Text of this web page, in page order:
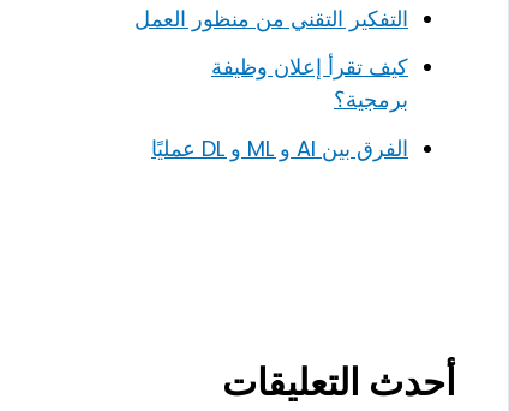
التفكير التقني من منظور العمل
كيف تقرأ إعلان وظيفة
برمجية؟
الفرق بين AI و ML و DL عمليًا
أحدث التعليقات